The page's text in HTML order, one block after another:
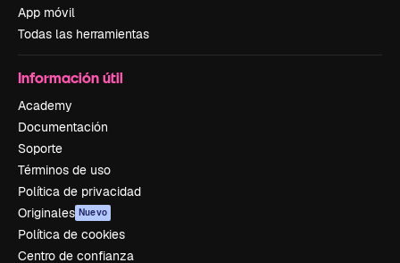
App móvil
Todas las herramientas
Información útil
Academy
Documentación
Soporte
Términos de uso
Política de privacidad
Originales Nuevo
Política de cookies
Centro de confianza